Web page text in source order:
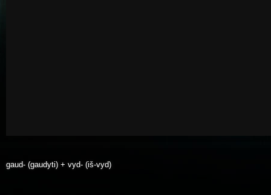
gaud- (gaudyti) + vyd- (iš-vyd)